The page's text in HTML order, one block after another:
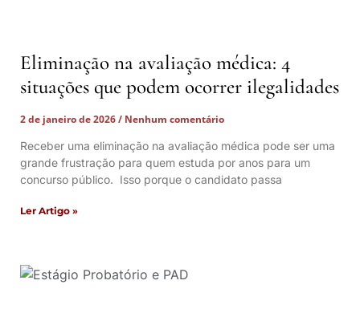
Eliminação na avaliação médica: 4
situações que podem ocorrer ilegalidades
2 de janeiro de 2026
Nenhum comentário
Receber uma eliminação na avaliação médica pode ser uma
grande frustração para quem estuda por anos para um
concurso público. Isso porque o candidato passa
Ler Artigo »